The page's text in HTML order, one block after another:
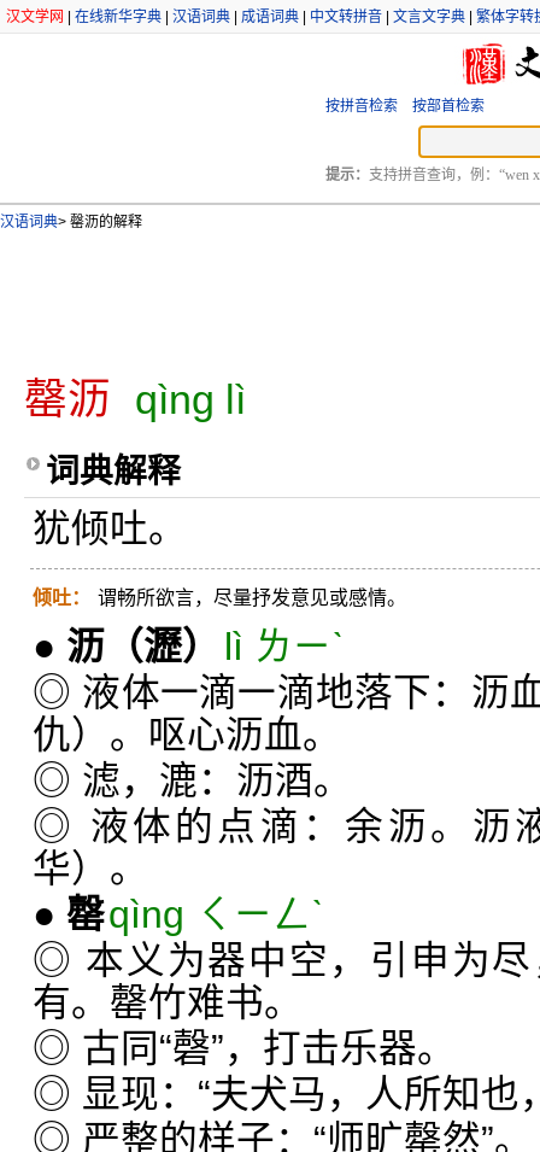
汉文学网 在线新华字典 汉语词典 成语词典 中文转拼音 文言文字典 繁体字转
按拼音检索 按部首检索
提示： 支持拼音查询，例：“wen
汉语词典> 罄沥的解释
罄沥 qìng lì
词典解释
犹倾吐。
倾吐： 谓畅所欲言，尽量抒发意见或感情。
● 沥 （瀝）
lì ㄌㄧˋ
◎ 液体一滴一滴地落下：沥
仇）。呕心沥血。
◎ 滤，漉：沥酒。
◎ 液体的点滴：余沥。沥
华）。
● 罄qìng ㄑㄧㄥˋ
◎ 本义为器中空，引申为
有。罄竹难书。
◎ 古同“磬”，打击乐器。
◎ 显现：“夫犬马，人所知也
◎ 严整的样子：“师旷罄然”。